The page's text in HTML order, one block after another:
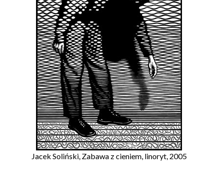
Jacek Soliński, Zabawa z cieniem, linoryt, 2005